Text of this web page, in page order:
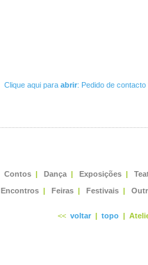
Clique aqui para abrir: Pedido de contacto
Contos | Dança | Exposições |
Encontros | Feiras | Festivais |
<< voltar | topo |